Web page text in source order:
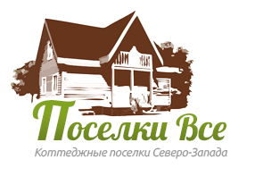
Перейти к основному содержанию